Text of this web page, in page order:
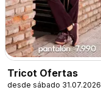
Tricot Ofertas
desde sábado 31.07.2026